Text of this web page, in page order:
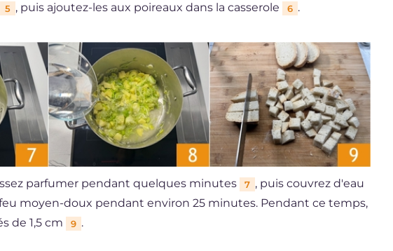
5 , puis ajoutez-les aux poireaux dans la casserole 6 .
parfumer pendant quelques minutes 7 , puis couvrez d'eau
moyen-doux pendant environ 25 minutes. Pendant ce temps,
de 1,5 cm
9 .